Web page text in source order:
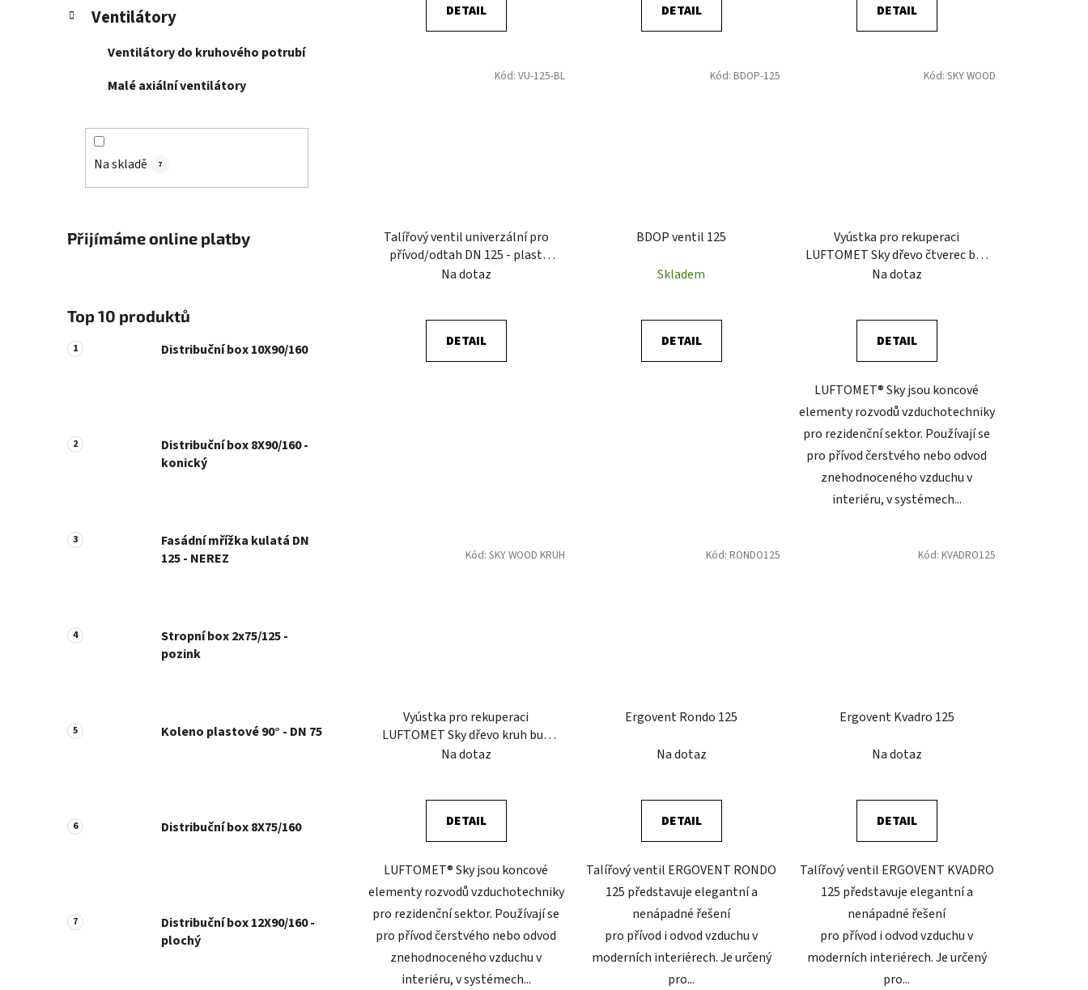
Ventilátory
Ventilátory do kruhového potrubí
Malé axiální ventilátory
Na skladě 7
Přijímáme online platby
Top 10 produktů
Distribuční box 10X90/160
Distribuční box 8X90/160 -
konický
Fasádní mřížka kulatá DN
125 - NEREZ
Stropní box 2x75/125 -
pozink
Koleno plastové 90° - DN 75
Distribuční box 8X75/160
Distribuční box 12X90/160 -
plochý
DETAIL DETAIL DETAIL
Talířový ventil univerzální pro
přívod/odtah DN 125 - plast
ČERNÁ
Na dotaz
DETAIL
Kód: VU-125-BL
BDOP ventil 125
Skladem
DETAIL
Kód: BDOP-125
Vyústka pro rekuperaci
LUFTOMET Sky dřevo čtverec buk
mydlenka
Na dotaz
DETAIL
LUFTOMET® Sky jsou koncové
elementy rozvodů vzduchotechniky
pro rezidenční sektor. Používají se
pro přívod čerstvého nebo odvod
znehodnoceného vzduchu v
interiéru, v systémech...
Kód: SKY WOOD
Vyústka pro rekuperaci
LUFTOMET Sky dřevo kruh buk
mydlenka
Na dotaz
DETAIL
LUFTOMET® Sky jsou koncové
elementy rozvodů vzduchotechniky
pro rezidenční sektor. Používají se
pro přívod čerstvého nebo odvod
znehodnoceného vzduchu v
interiéru, v systémech...
Kód: SKY WOOD KRUH
Ergovent Rondo 125
Na dotaz
DETAIL
Talířový ventil ERGOVENT RONDO
125 představuje elegantní a
nenápadné řešení
pro přívod i odvod vzduchu v
moderních interiérech. Je určený
pro...
Kód: RONDO125
Ergovent Kvadro 125
Na dotaz
DETAIL
Talířový ventil ERGOVENT KVADRO
125 představuje elegantní a
nenápadné řešení
pro přívod i odvod vzduchu v
moderních interiérech. Je určený
pro...
Kód: KVADRO125